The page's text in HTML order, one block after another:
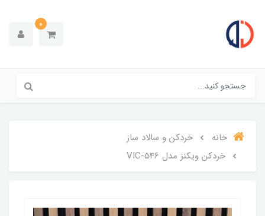
0
خانه
خردکن و سالاد ساز
خردکن ویکنز مدل VIC-546